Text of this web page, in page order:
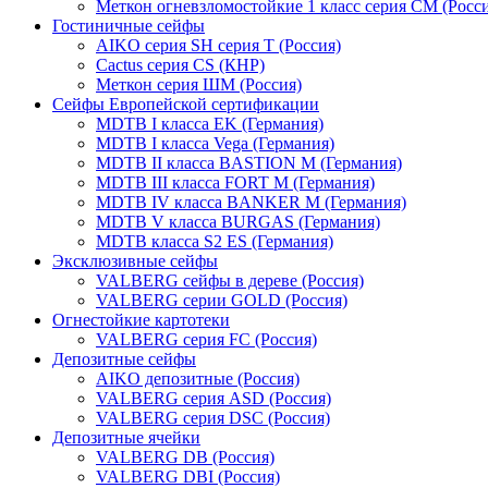
Меткон огневзломостойкие 1 класс серия СМ
Гостиничные сейфы
AIKO серия SH серия Т (Россия)
Cactus серия CS (КНР)
Меткон серия ШМ (Россия)
Сейфы Европейской сертификации
MDTB I класса EK (Германия)
MDTB I класса Vega (Германия)
MDTB II класса BASTION M (Германия)
MDTB III класса FORT M (Германия)
MDTB IV класса BANKER M (Германия)
MDTB V класса BURGAS (Германия)
MDTB класса S2 ES (Германия)
Эксклюзивные сейфы
VALBERG сейфы в дереве (Россия)
VALBERG серии GOLD (Россия)
Огнестойкие картотеки
VALBERG серия FC (Россия)
Депозитные сейфы
AIKO депозитные (Россия)
VALBERG серия ASD (Россия)
VALBERG серия DSC (Россия)
Депозитные ячейки
VALBERG DB (Россия)
VALBERG DBI (Россия)